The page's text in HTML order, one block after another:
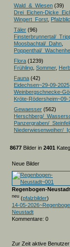
Wald_&_Wiesen (39)
Drei_Eichen-
Wingert_Forst
Täler (96)
Finsterbrunnertal/
Moosbachtal/_Dahn
Poppenthal/
Flora (1239)
Frühling Sommer,
Fauna (42)
Eidechsen~29-09-2025
Weinbergschnecke-
Kröte-Rödersheim~09-
Gewaesser (562)
Herschberg/
Panzergraben/
Niederwiesenweiher/
8677 Bilder in 2401
Neue Bilder
Regenbogen-
neu (pfalzbilder)
14-05-
Neustadt
Kommentare: 0
Zur Zeit aktive